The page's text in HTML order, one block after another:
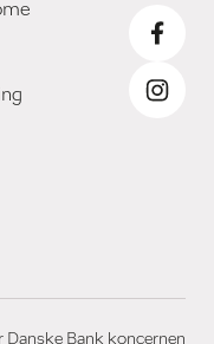
Bank koncernen